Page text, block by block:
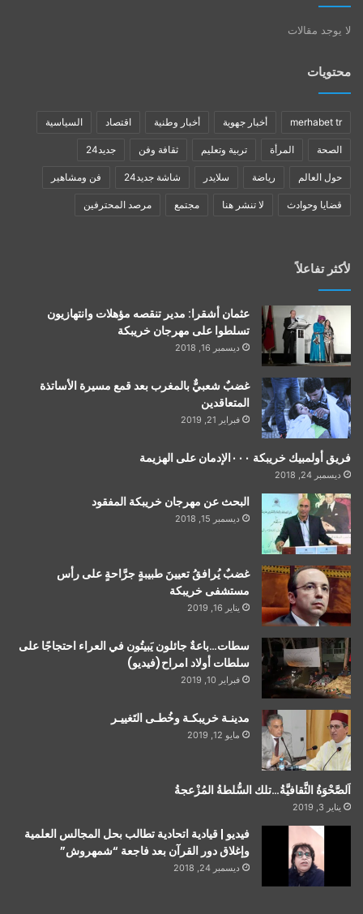
لا يوجد مقالات
محتويات
merhabet tr أخبار جهوية أخبار وطنية اقتصاد السياسية
الصحة المرأة تربية وتعليم ثقافة وفن جديد24
حول العالم رياضة سلايدر شاشة جديد24 فن ومشاهير
قضايا وحوادث لا تنشر هنا مجتمع مرصد المحترفين
لأكثر تفاعلاً
عثمان أشقرا: مدير تنقصه مؤهلات وانتهازيون
تسلطوا على مهرجان خريبكة
ديسمبر 16, 2018
غضبٌ شعبيٌّ بالمغرب بعد قمع مسيرة الأساتذة
المتعاقدين
فبراير 21, 2019
فريق أولمبيك خريبكة ٠٠٠الإدمان على الهزيمة
ديسمبر 24, 2018
البحث عن مهرجان خريبكة المفقود
ديسمبر 15, 2018
غضبٌ يُرافقُ تعيينَ طبيبةٍ جرَّاحةٍ على رأس
مستشفى خريبكة
يناير 16, 2019
سطات…باعةٌ جائلون يَبيتُون في العراء احتجاجًا على
سلطات أولاد امراح(فيديو)
فبراير 10, 2019
مدينـة خريبكـة وخُطـى التَغييـر
مايو 12, 2019
اَلصَّحْوَةُ الثَّقافيَّةُ…تلك السُّلطةُ المُزْعجةُ
يناير 3, 2019
فيديو | قيادية اتحادية تطالب بحل المجالس العلمية
وإغلاق دور القرآن بعد فاجعة “شمهروش”
ديسمبر 24, 2018